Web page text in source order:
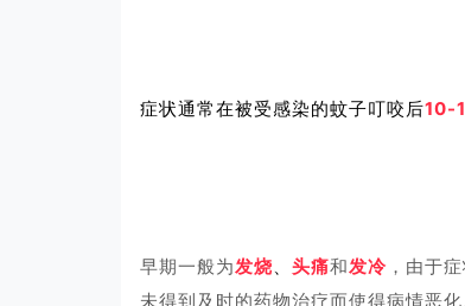
症状通常在被受感染的蚊子叮咬后10-
早期一般为发烧、 头痛和发冷 ，由于
未得到及时的药物治疗而使得病情恶化